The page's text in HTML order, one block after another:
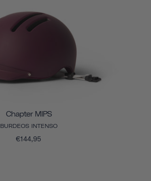
Chapter MIPS
BURDEOS INTENSO
€144,95